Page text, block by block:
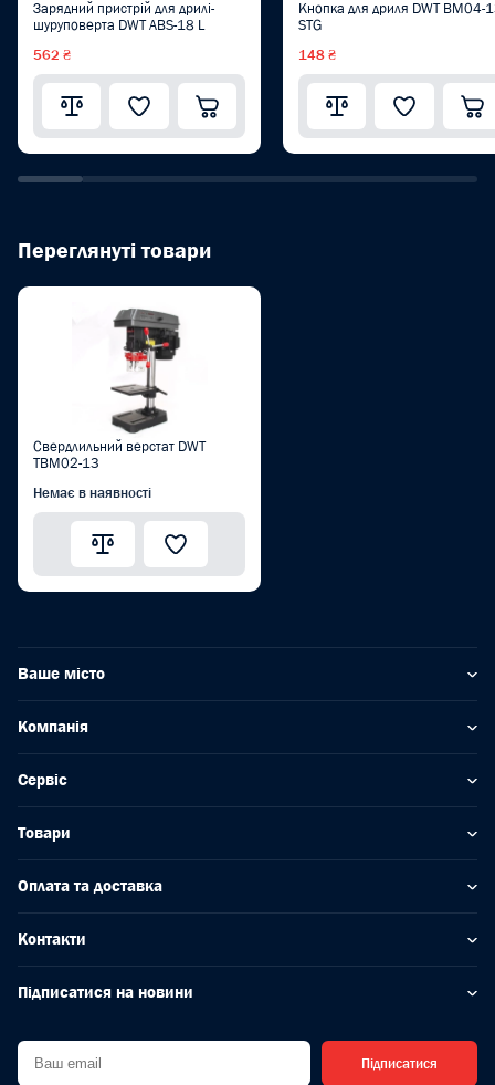
Зарядний пристрій для дрилі-
шуруповерта DWT ABS-18 L
562 ₴
Кнопка для дриля DWT BM04-
STG
148 ₴
Переглянуті товари
Свердлильний верстат DWT
TBM02-13
Немає в наявності
Ваше місто
Компанія
Сервіс
Товари
Оплата та доставка
Контакти
Підписатися на новини
Підписатися